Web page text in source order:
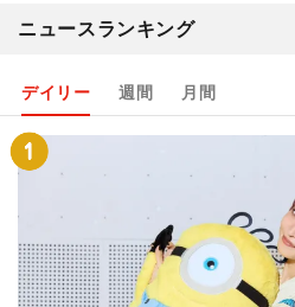
ニュースランキング
デイリー 週間 月間